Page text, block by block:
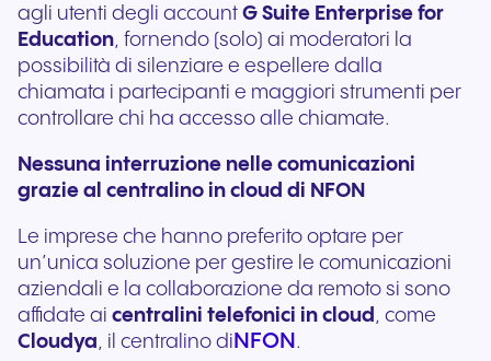
agli utenti degli account G Suite Enterprise for
Education, fornendo (solo) ai moderatori la
possibilità di silenziare e espellere dalla
chiamata i partecipanti e maggiori strumenti per
controllare chi ha accesso alle chiamate.
Nessuna interruzione nelle comunicazioni
grazie al centralino in cloud di NFON
Le imprese che hanno preferito optare per
un’unica soluzione per gestire le comunicazioni
aziendali e la collaborazione da remoto si sono
affidate ai centralini telefonici in cloud , come
Cloudya, il centralino di NFON .